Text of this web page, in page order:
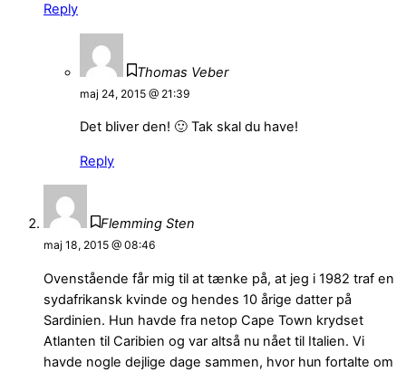
Reply
Thomas Veber
maj 24, 2015 @ 21:39
Det bliver den! 🙂 Tak skal du have!
Reply
Flemming Sten
maj 18, 2015 @ 08:46
Ovenstående får mig til at tænke på, at jeg i 1982 traf en
sydafrikansk kvinde og hendes 10 årige datter på
Sardinien. Hun havde fra netop Cape Town krydset
Atlanten til Caribien og var altså nu nået til Italien. Vi
havde nogle dejlige dage sammen, hvor hun fortalte om